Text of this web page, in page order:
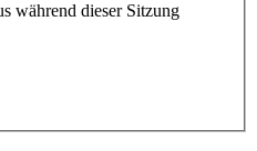
während dieser Sitzung